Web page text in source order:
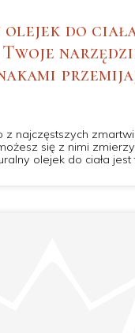
do
z najczęstszych
się z nimi
olejek do ciała